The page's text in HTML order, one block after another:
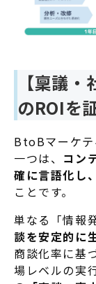
【稟議
のROIを
BtoBマーケテ
一つは、 コン
確に言語化し
ことです。
単なる「情報
談を安定的に
商談化率に基
場レベルの実